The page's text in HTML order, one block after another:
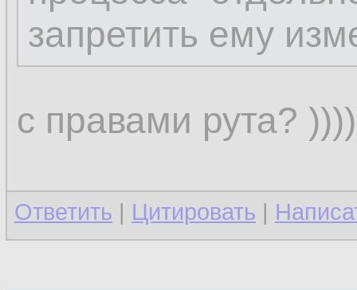
запретить ему
с правами рута?
Ответить | Цитировать |